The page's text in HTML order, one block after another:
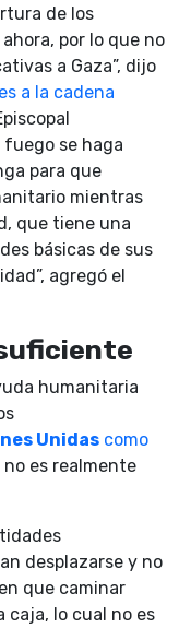
de los
por lo que no
a Gaza”, dijo
a la cadena
fuego se haga
para que
mientras
que tiene una
básicas de sus
agregó el
humanitaria
Unidas como
es realmente
desplazarse y no
que caminar
caja, lo cual no es